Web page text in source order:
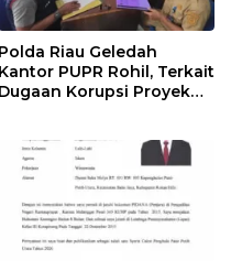
Polda Riau Geledah
Kantor PUPR Rohil, Terkait
Dugaan Korupsi Proyek